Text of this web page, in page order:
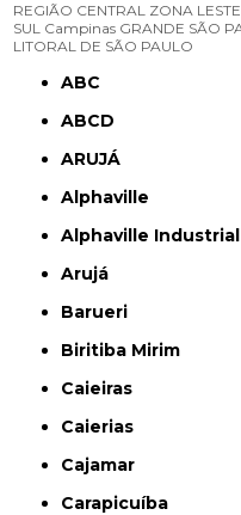
REGIÃO CENTRAL ZONA LESTE
SUL Campinas GRANDE SÃO
LITORAL DE SÃO PAULO
ABC
ABCD
ARUJÁ
Alphaville
Alphaville Industrial
Arujá
Barueri
Biritiba Mirim
Caieiras
Caierias
Cajamar
Carapicuíba